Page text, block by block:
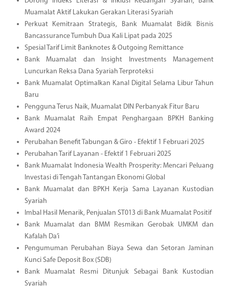
Muamalat Aktif Lakukan Gerakan Literasi Syariah
Perkuat Kemitraan Strategis, Bank Muamalat Bidik Bisnis
Bancassurance Tumbuh Dua Kali Lipat pada 2025
Spesial Tarif Limit Banknotes & Outgoing Remittance
Bank Muamalat dan Insight Investments Management
Luncurkan Reksa Dana Syariah Terproteksi
Bank Muamalat Optimalkan Kanal Digital Selama Libur Tahun
Baru
Pengguna Terus Naik, Muamalat DIN Perbanyak Fitur Baru
Bank Muamalat Raih Empat Penghargaan BPKH Banking
Award 2024
Perubahan Benefit Tabungan & Giro - Efektif 1 Februari 2025
Perubahan Tarif Layanan - Efektif 1 Februari 2025
Bank Muamalat Indonesia Wealth Prosperity: Mencari Peluang
Investasi di Tengah Tantangan Ekonomi Global
Bank Muamalat dan BPKH Kerja Sama Layanan Kustodian
Syariah
Imbal Hasil Menarik, Penjualan ST013 di Bank Muamalat Positif
Bank Muamalat dan BMM Resmikan Gerobak UMKM dan
Kafalah Da’i
Pengumuman Perubahan Biaya Sewa dan Setoran Jaminan
Kunci Safe Deposit Box (SDB)
Bank Muamalat Resmi Ditunjuk Sebagai Bank Kustodian
Syariah